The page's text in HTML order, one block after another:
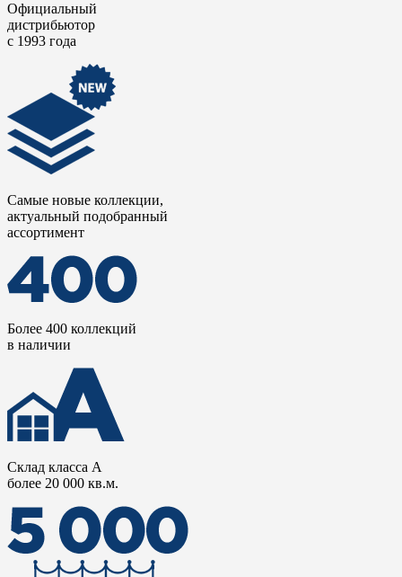
Официальный
дистрибьютор
с 1993 года
Самые новые коллекции,
актуальный подобранный
ассортимент
Более 400 коллекций
в наличии
Склад класса А
более 20 000 кв.м.